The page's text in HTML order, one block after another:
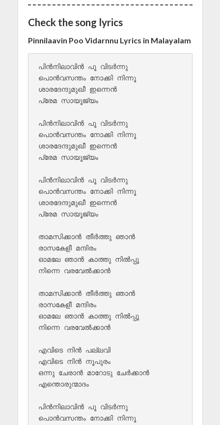
Check the song lyrics
Pinnilaavin Poo Vidarnnu Lyrics in Malayalam
പിൻനിലാവിൻ പൂ വിടർന്നു
പൊൻവസന്തം നോക്കി നിന്നൂ
ശാരദേന്ദുമുഖീ ഇന്നെൻ
പ്രേമ സായൂജ്യം
പിൻനിലാവിൻ പൂ വിടർന്നു
പൊൻവസന്തം നോക്കി നിന്നൂ
ശാരദേന്ദുമുഖീ ഇന്നെൻ
പ്രേമ സായൂജ്യം
പിൻനിലാവിൻ പൂ വിടർന്നു
പൊൻവസന്തം നോക്കി നിന്നൂ
ശാരദേന്ദുമുഖീ ഇന്നെൻ
പ്രേമ സായൂജ്യം
താമസിക്കാൻ തീർത്തു ഞാൻ
രാസകേളീ മന്ദിരം
ഓമലേ ഞാൻ കാത്തു നിൽപ്പൂ
നിന്നെ വരവേൽക്കാൻ
താമസിക്കാൻ തീർത്തു ഞാൻ
രാസകേളീ മന്ദിരം
ഓമലേ ഞാൻ കാത്തു നിൽപ്പൂ
നിന്നെ വരവേൽക്കാൻ
എവിടെ നിൻ പല്ലവി
എവിടെ നിൻ നൂപുരം
ഒന്നു ചേരാൻ മാറോടു ചേർക്കാൻ
എന്തൊരുന്മാദം
പിൻനിലാവിൻ പൂ വിടർന്നു
പൊൻവസന്തം നോക്കി നിന്നൂ